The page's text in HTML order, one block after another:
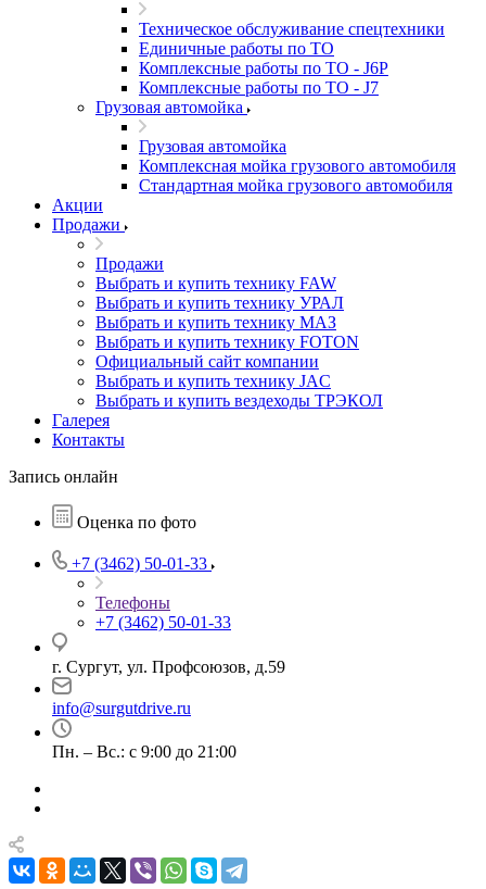
Техническое обслуживание спецтехники
Единичные работы по ТО
Комплексные работы по ТО - J6P
Комплексные работы по ТО - J7
Грузовая автомойка
Грузовая автомойка
Комплексная мойка грузового автомобиля
Стандартная мойка грузового автомобиля
Акции
Продажи
Продажи
Выбрать и купить технику FAW
Выбрать и купить технику УРАЛ
Выбрать и купить технику МАЗ
Выбрать и купить технику FOTON
Официальный сайт компании
Выбрать и купить технику JAC
Выбрать и купить вездеходы ТРЭКОЛ
Галерея
Контакты
Запись онлайн
Оценка по фото
+7 (3462) 50-01-33
Телефоны
+7 (3462) 50-01-33
г. Сургут, ул. Профсоюзов, д.59
info@surgutdrive.ru
Пн. – Вс.: с 9:00 до 21:00